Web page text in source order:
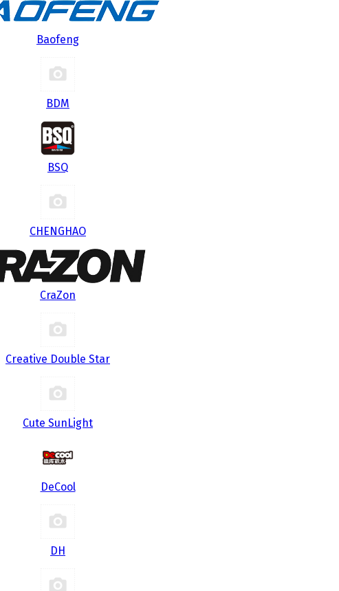
Baofeng
BDM
BSQ
CHENGHAO
CraZon
Creative Double Star
Cute SunLight
DeCool
DH